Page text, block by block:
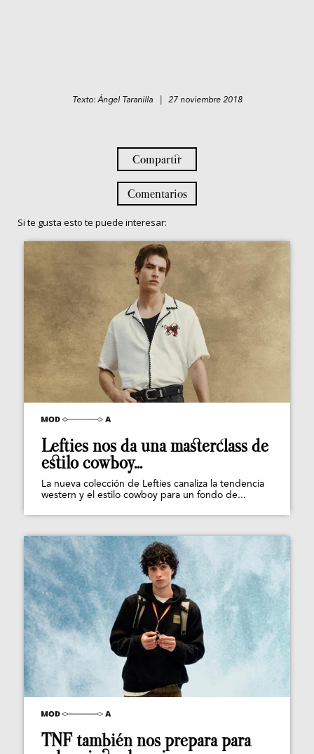
Texto: Ángel Taranilla | 27 noviembre 2018
Compartir
Comentarios
Si te gusta esto te puede interesar:
Lefties nos da una masterclass de
estilo cowboy...
La nueva colección de Lefties canaliza la tendencia
western y el estilo cowboy para un fondo de...
TNF también nos prepara para